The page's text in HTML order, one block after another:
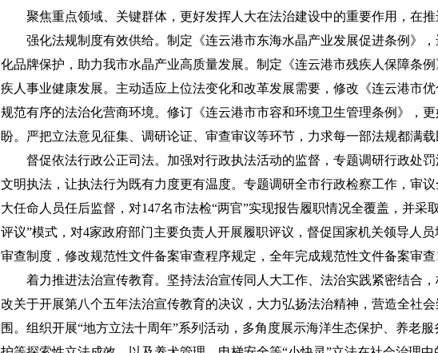
聚焦重点领域、关键群体，更好发挥人大在法治建设中的重要作用，在推
强化法规制度有效供给。制定《连云港市东海水晶产业发展促进条例》
化品牌保护，助力我市水晶产业高质量发展。制定《连云港市残疾人保障条
疾人事业健康发展。主动适应上位法变化和改革发展需要，修改《连云港市
规范有序的法治化营商环境。修订《连云港市市容和环境卫生管理条例》，
盼。严把立法意见征集、调研论证、审查审议等环节，力求每一部法规都满载
督促依法行政公正司法。加强对行政执法活动的监督，专题调研行政处
文明执法，让执法行为既有力度更有温度。专题调研全市行政检察工作，审
大任命人员任后监督，对147名市法检“两官”实现报告履职情况全覆盖，并采
评议”模式，对4家政府部门主要负责人开展履职评议，督促国家机关领导人
审查制度，修改规范性文件备案审查程序规定，全年完成规范性文件备案审查
着力推进法治宣传教育。坚持法治宣传同人大工作、法治实践紧密结合
改关于开展第八个五年法治宣传教育的决议，大力弘扬法治精神，营造全社
围。组织开展“地方立法十周年”系列活动，多角度展示海洋生态保护、养老